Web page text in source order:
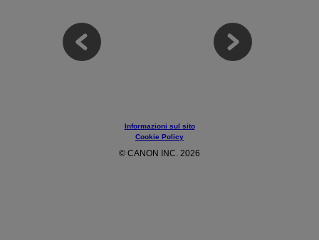
Informazioni sul sito
Cookie Policy
© CANON INC. 2026